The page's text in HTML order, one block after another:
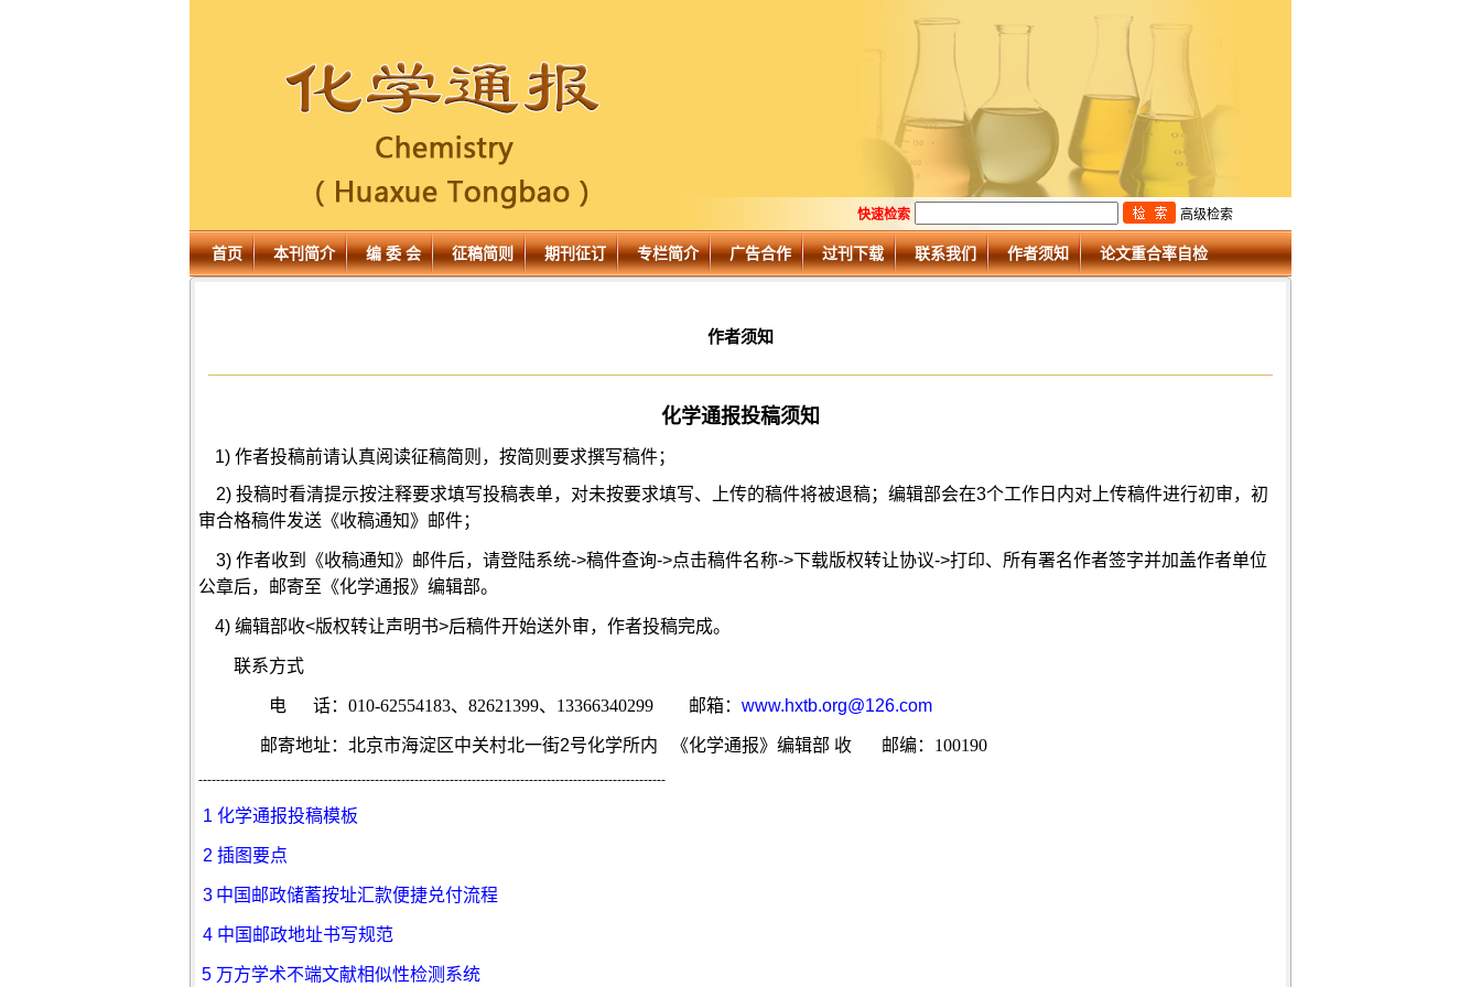
快速检索 高级检索
首页 本刊简介 编 委 会 征稿简则 期刊征订 专栏简介 广告合作 过刊下载 联系我们 作者须知 论文重合率自检
作者须知
化学通报投稿须知
1) 作者投稿前请认真阅读征稿简则，按简则要求撰写稿件；
2) 投稿时看清提示按注释要求填写投稿表单，对未按要求填写、上传的稿件将被退稿；编辑部会在3个工作日内对上传稿件进行初审，初
审合格稿件发送《收稿通知》邮件；
3) 作者收到《收稿通知》邮件后，请登陆系统->稿件查询->点击稿件名称->下载版权转让协议->打印、所有署名作者签字并加盖作者单位
公章后，邮寄至 《化学通报》编辑部。
4) 编辑部收<版权转让声明书>后稿件开始送外审，作者投稿完成。
联系方式
电 话： 010-62554183、82621399、13366340299 邮箱： www.hxtb.org@126.com
邮寄地址：北京市海淀区中关村北一街2号化学所内 《化学通报》编辑部 收 邮编 ：100190
----------------------------------------------------------------------------------------------------------
1 化学通报投稿模板
2 插图要点
3 中国邮政储蓄按址汇款便捷兑付流程
4 中国邮政地址书写规范
5 万方学术不端文献相似性检测系统